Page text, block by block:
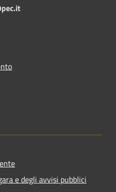
e degli avvisi pubblici